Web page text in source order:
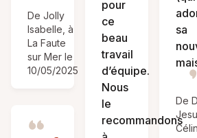
De Jolly
Isabelle, à
La Faute
sur Mer le
10/05/2025
pour
ce
beau
travail
d’équipe.
Nous
le
recommandons
sa
De